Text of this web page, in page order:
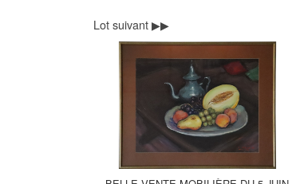
Lot suivant ▶▶